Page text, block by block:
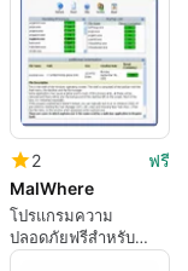
2
ฟรี
MalWhere
โปรแกรมความ
ปลอดภัยฟรีสำหรับ
Windows